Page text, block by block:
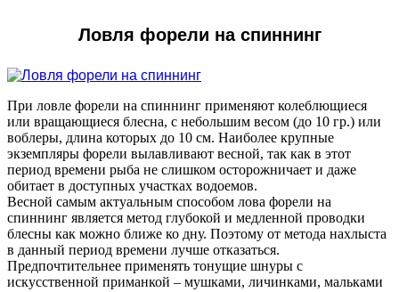
Ловля форели на спиннинг
При ловле форели на спиннинг применяют колеблющиеся
или вращающиеся блесна, с небольшим весом (до 10 гр.) или
воблеры, длина которых до 10 см. Наиболее крупные
экземпляры форели вылавливают весной, так как в этот
период времени рыба не слишком осторожничает и даже
обитает в доступных участках водоемов.
Весной самым актуальным способом лова форели на
спиннинг является метод глубокой и медленной проводки
блесны как можно ближе ко дну. Поэтому от метода нахлыста
в данный период времени лучше отказаться.
Предпочтительнее применять тонущие шнуры с
искусственной приманкой – мушками, личинками, мальками